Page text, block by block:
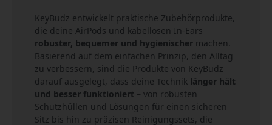
KeyBudz entwickelt praktische Zubehörprodukte,
die deine AirPods und kabellosen In-Ears
robuster, bequemer und hygienischer machen.
Basierend auf dem einfachen Prinzip, den Alltag
zu verbessern, sind die Produkte von KeyBudz
darauf ausgelegt, dass deine Technik länger hält
und besser funktioniert – von robusten
Schutzhüllen und Lösungen für einen sicheren
Sitz bis hin zu präzisen Reinigungssets, die